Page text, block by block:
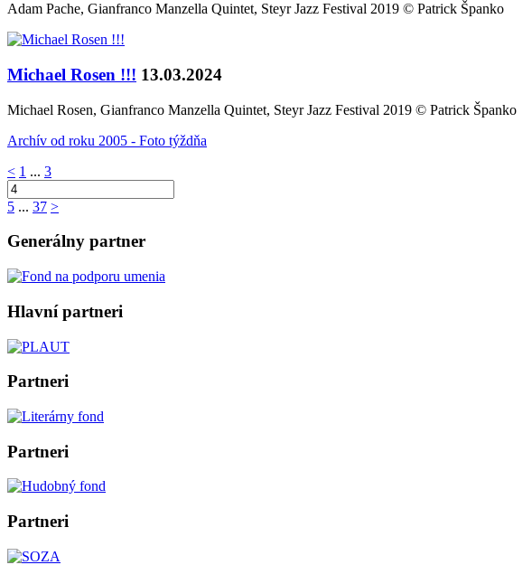
Adam Pache, Gianfranco Manzella Quintet, Steyr Jazz Festival 2019 © Patrick Španko
Michael Rosen !!! 13.03.2024
Michael Rosen, Gianfranco Manzella Quintet, Steyr Jazz Festival 2019 © Patrick Španko
Archív od roku 2005 - Foto týždňa
< 1 ... 3
5 ... 37 >
Generálny partner
Hlavní partneri
Partneri
Partneri
Partneri